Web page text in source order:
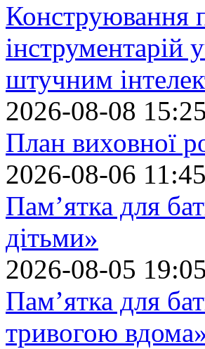
Конструювання
штучним
2026-08-08 15:25
План виховної
2026-08-06 11:45
Пам’ятка для
дітьми»
2026-08-05 19:05
Пам’ятка для
тривогою